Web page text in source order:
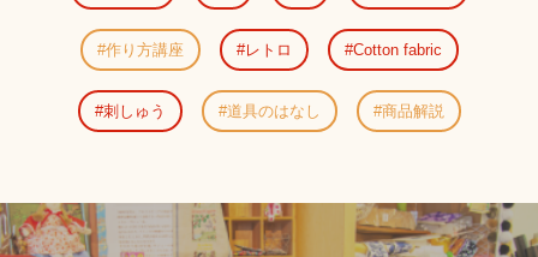
作り方講座 レトロ Cotton fabric
刺しゅう 道具のはなし 商品解説